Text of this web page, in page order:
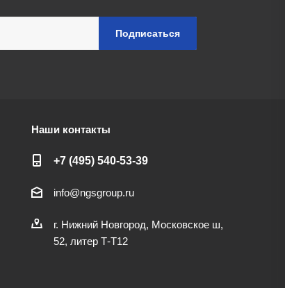
Наши контакты
+7 (495) 540-53-39
info@ngsgroup.ru
г. Нижний Новгород, Московское ш,
52, литер Т-Т12